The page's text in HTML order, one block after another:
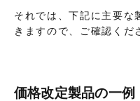
それでは、下記に主要な
きますので、ご確認くだ
価格改定製品の一例